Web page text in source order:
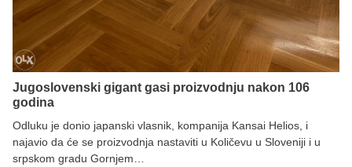
Jugoslovenski gigant gasi proizvodnju nakon 106
godina
Odluku je donio japanski vlasnik, kompanija Kansai Helios, i
najavio da će se proizvodnja nastaviti u Količevu u Sloveniji i u
srpskom gradu Gornjem…